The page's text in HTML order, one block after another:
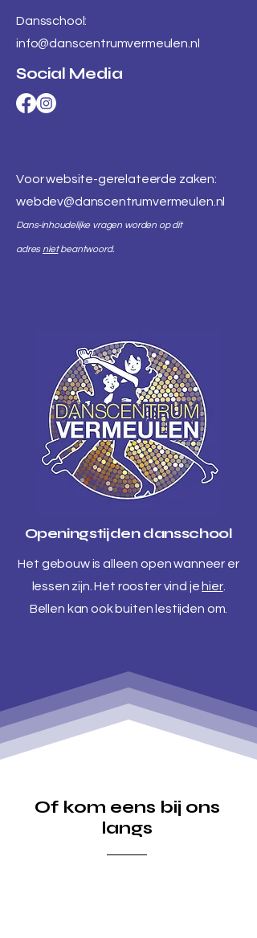
Dansschool:
info@danscentrumvermeulen.nl
Social Media
Voor website-gerelateerde zaken:
webdev@danscentrumvermeulen.nl
Dans-inhoudelijke vragen worden op dit
adres nietbeantwoord.
Openingstijden dansschool
Het gebouw is alleen open wanneer er
lessen zijn. Het rooster vind je hier.
Bellen kan ook buiten lestijden om.
Of kom eens bij ons
langs